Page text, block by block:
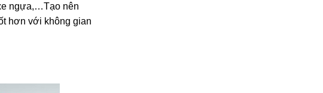
ngựa,…Tạo nên
hơn với không gian